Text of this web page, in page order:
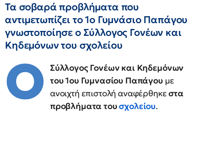
Τα σοβαρά προβλήματα που
αντιμετωπίζει το 1ο Γυμνάσιο Παπάγου
γνωστοποίησε ο Σύλλογος Γονέων και
Κηδεμόνων του σχολείου
Ο Σύλλογος Γονέων και Κηδεμόνων
του 1ου Γυμνασίου Παπάγου με
ανοιχτή επιστολή αναφέρθηκεστα
προβλήματα τουσχολείου.